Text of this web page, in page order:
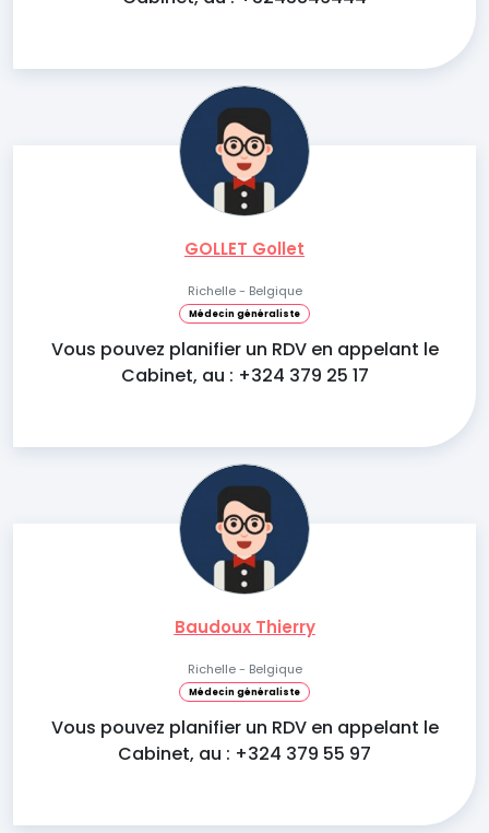
GOLLET Gollet
Richelle - Belgique
Médecin généraliste
Vous pouvez planifier un RDV en appelant le
Cabinet, au : +324 379 25 17
Baudoux Thierry
Richelle - Belgique
Médecin généraliste
Vous pouvez planifier un RDV en appelant le
Cabinet, au : +324 379 55 97